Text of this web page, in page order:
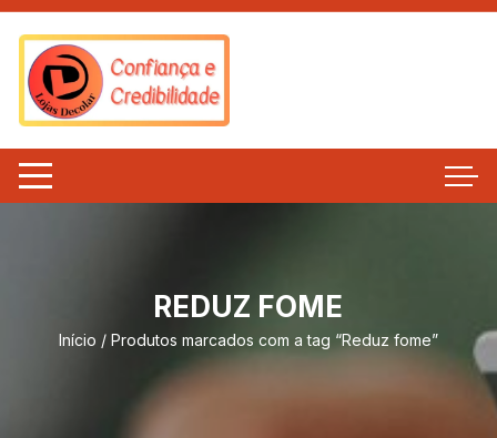
Pular
para
conteúdo
REDUZ FOME
Início / Produtos marcados com a tag “Reduz fome”